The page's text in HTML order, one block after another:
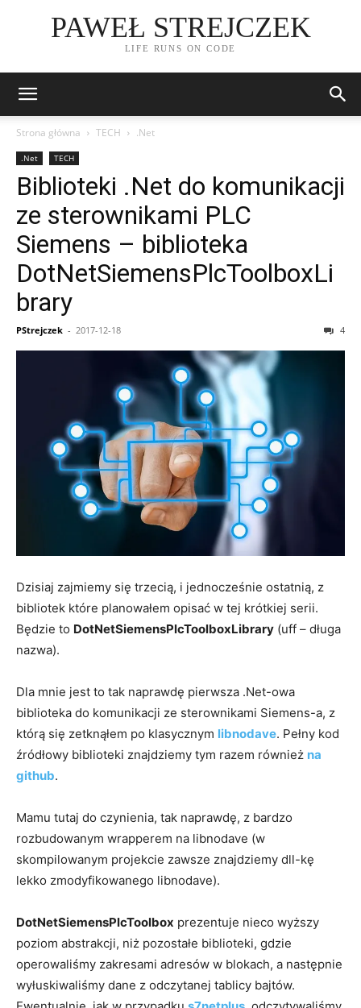
PAWEŁ STREJCZEK
LIFE RUNS ON CODE
Strona główna TECH .Net
.Net TECH
Biblioteki .Net do komunikacji
ze sterownikami PLC
Siemens – biblioteka
DotNetSiemensPlcToolboxLi
brary
PStrejczek - 2017-12-18 4
Dzisiaj zajmiemy się trzecią, i jednocześnie ostatnią, z
bibliotek które planowałem opisać w tej krótkiej serii.
Będzie to DotNetSiemensPlcToolboxLibrary (uff – długa
nazwa).
Dla mnie jest to tak naprawdę pierwsza .Net-owa
biblioteka do komunikacji ze sterownikami Siemens-a, z
którą się zetknąłem po klasycznym libnodave. Pełny kod
źródłowy biblioteki znajdziemy tym razem również na
github.
Mamu tutaj do czynienia, tak naprawdę, z bardzo
rozbudowanym wrapperem na libnodave (w
skompilowanym projekcie zawsze znajdziemy dll-kę
lekko zmodyfikowanego libnodave).
DotNetSiemensPlcToolbox prezentuje nieco wyższy
poziom abstrakcji, niż pozostałe biblioteki, gdzie
operowaliśmy zakresami adresów w blokach, a następnie
wyłuskiwaliśmy dane z odczytanej tablicy bajtów.